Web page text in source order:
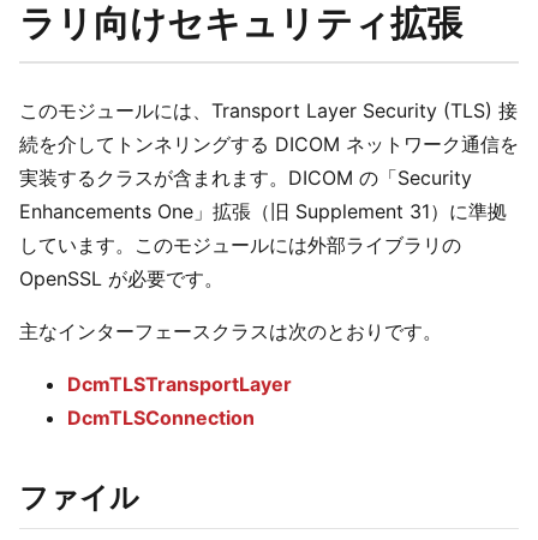
ラリ向けセキュリティ拡張
このモジュールには、Transport Layer Security (TLS) 接
続を介してトンネリングする DICOM ネットワーク通信を
実装するクラスが含まれます。DICOM の「Security
Enhancements One」拡張（旧 Supplement 31）に準拠
しています。このモジュールには外部ライブラリの
OpenSSL が必要です。
主なインターフェースクラスは次のとおりです。
DcmTLSTransportLayer
DcmTLSConnection
ファイル